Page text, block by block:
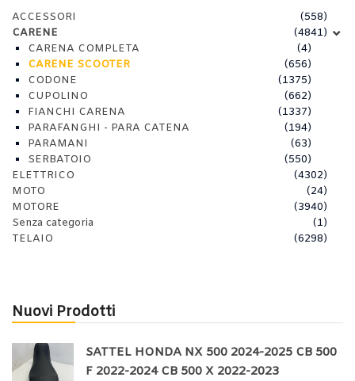
ACCESSORI
(558)
CARENE
(4841)
CARENA COMPLETA
(4)
CARENE SCOOTER
(656)
CODONE
(1375)
CUPOLINO
(662)
FIANCHI CARENA
(1337)
PARAFANGHI - PARA CATENA
(194)
PARAMANI
(63)
SERBATOIO
(550)
ELETTRICO
(4302)
MOTO
(24)
MOTORE
(3940)
Senza categoria
(1)
TELAIO
(6298)
Nuovi Prodotti
SATTEL HONDA NX 500 2024-2025 CB 500
F 2022-2024 CB 500 X 2022-2023